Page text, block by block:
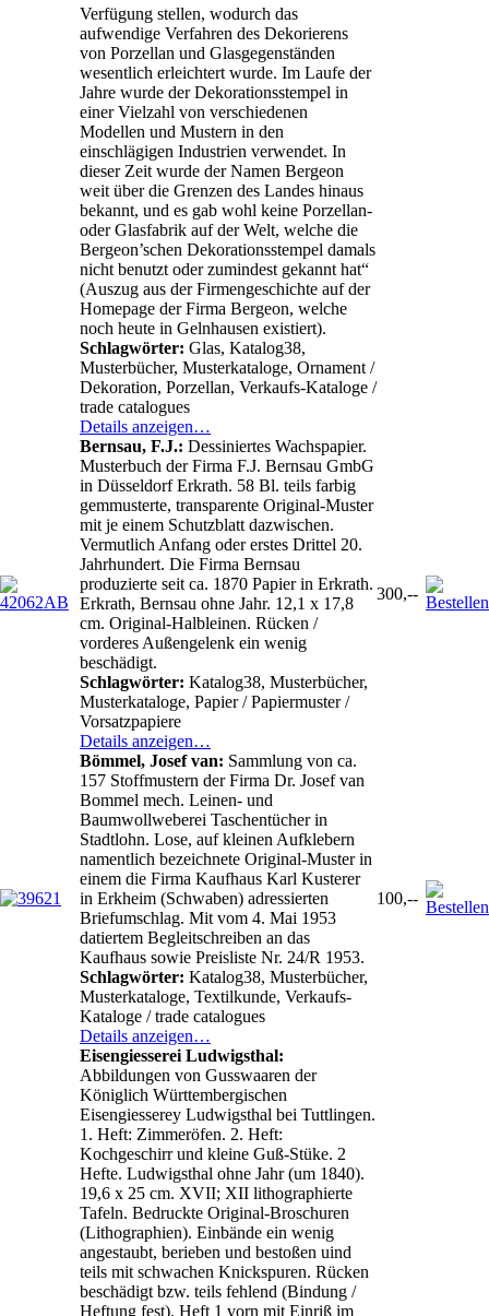
Verfügung stellen, wodurch das
aufwendige Verfahren des Dekorierens
von Porzellan und Glasgegenständen
wesentlich erleichtert wurde. Im Laufe der
Jahre wurde der Dekorationsstempel in
einer Vielzahl von verschiedenen
Modellen und Mustern in den
einschlägigen Industrien verwendet. In
dieser Zeit wurde der Namen Bergeon
weit über die Grenzen des Landes hinaus
bekannt, und es gab wohl keine Porzellan-
oder Glasfabrik auf der Welt, welche die
Bergeon’schen Dekorationsstempel damals
nicht benutzt oder zumindest gekannt hat“
(Auszug aus der Firmengeschichte auf der
Homepage der Firma Bergeon, welche
noch heute in Gelnhausen existiert).
Schlagwörter: Glas, Katalog38,
Musterbücher, Musterkataloge, Ornament /
Dekoration, Porzellan, Verkaufs-Kataloge /
trade catalogues
Details anzeigen…
Bernsau, F.J.: Dessiniertes Wachspapier.
Musterbuch der Firma F.J. Bernsau GmbG
in Düsseldorf Erkrath. 58 Bl. teils farbig
gemmusterte, transparente Original-Muster
mit je einem Schutzblatt dazwischen.
Vermutlich Anfang oder erstes Drittel 20.
Jahrhundert. Die Firma Bernsau
produzierte seit ca. 1870 Papier in Erkrath.
Erkrath, Bernsau ohne Jahr. 12,1 x 17,8
cm. Original-Halbleinen. Rücken /
vorderes Außengelenk ein wenig
beschädigt.
Schlagwörter: Katalog38, Musterbücher,
Musterkataloge, Papier / Papiermuster /
Vorsatzpapiere
Details anzeigen…
300,--
Bömmel, Josef van: Sammlung von ca.
157 Stoffmustern der Firma Dr. Josef van
Bommel mech. Leinen- und
Baumwollweberei Taschentücher in
Stadtlohn. Lose, auf kleinen Aufklebern
namentlich bezeichnete Original-Muster in
einem die Firma Kaufhaus Karl Kusterer
in Erkheim (Schwaben) adressierten
Briefumschlag. Mit vom 4. Mai 1953
datiertem Begleitschreiben an das
Kaufhaus sowie Preisliste Nr. 24/R 1953.
Schlagwörter: Katalog38, Musterbücher,
Musterkataloge, Textilkunde, Verkaufs-
Kataloge / trade catalogues
Details anzeigen…
100,--
Eisengiesserei Ludwigsthal:
Abbildungen von Gusswaaren der
Königlich Württembergischen
Eisengiesserey Ludwigsthal bei Tuttlingen.
1. Heft: Zimmeröfen. 2. Heft:
Kochgeschirr und kleine Guß-Stüke. 2
Hefte. Ludwigsthal ohne Jahr (um 1840).
19,6 x 25 cm. XVII; XII lithographierte
Tafeln. Bedruckte Original-Broschuren
(Lithographien). Einbände ein wenig
angestaubt, berieben und bestoßen uind
teils mit schwachen Knickspuren. Rücken
beschädigt bzw. teils fehlend (Bindung /
Heftung fest). Heft 1 vorn mit Einriß im